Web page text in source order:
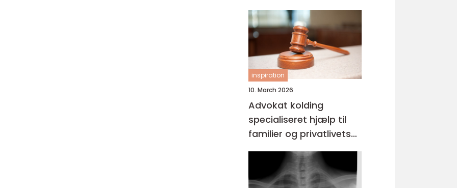
inspiration
10. March 2026
Advokat kolding
specialiseret hjælp til
familier og privatlivets
jura